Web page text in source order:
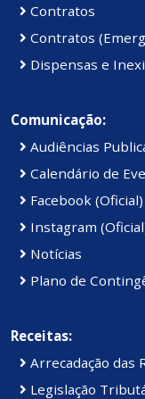
Contratos
Contratos
Dispensas e
Comunicação:
Audiências
Calendário de
Facebook (Oficial)
Instagram
Notícias
Plano de
Receitas:
Arrecadação das
Legislação